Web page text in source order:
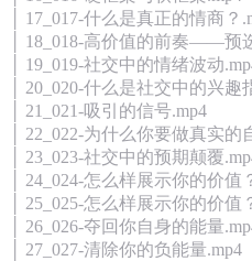
│ 17_017-什么是真正的情商？
│ 18_018-高价值的前奏——预
│ 19_019-社交中的情绪波动
│ 20_020-什么是社交中的兴趣
│ 21_021-吸引的信号.mp4
│ 22_022-为什么你要做真实的
│ 23_023-社交中的预期颠覆
│ 24_024-怎么样展示你的价值
│ 25_025-怎么样展示你的价值
│ 26_026-夺回你自身的能量
│ 27_027-清除你的负能量.mp4